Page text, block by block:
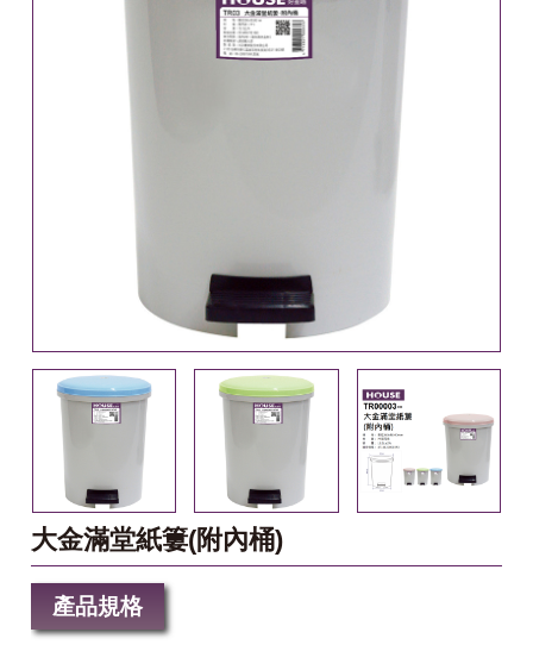
大金滿堂紙簍(附內桶)
產品規格